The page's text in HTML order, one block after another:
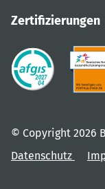
Zertifizierungen
© Copyright 2026
Datenschutz